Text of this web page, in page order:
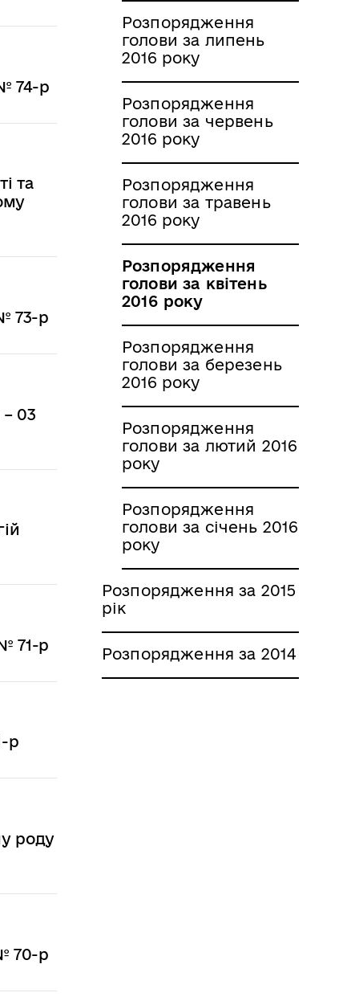
74-р
та
73-р
– 03
71-р
р
роду
70-р
Розпорядження
голови за липень
2016 року
Розпорядження
голови за червень
2016 року
Розпорядження
голови за травень
2016 року
Розпорядження
голови за квітень
2016 року
Розпорядження
голови за березень
2016 року
Розпорядження
голови за лютий 2016
року
Розпорядження
голови за січень 2016
року
Розпорядження за 2015
рік
Розпорядження за 2014